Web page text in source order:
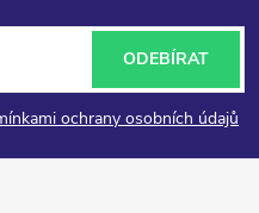
ochrany osobních údajů
ODEBÍRAT